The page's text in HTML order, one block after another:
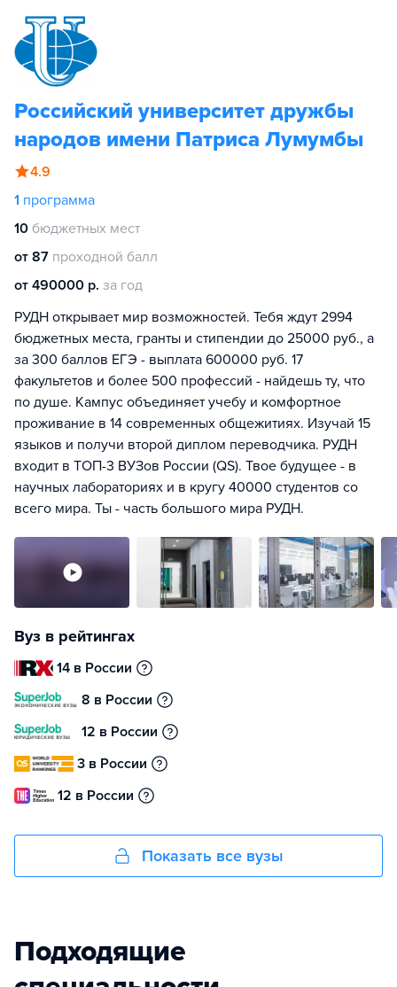
Российский университет дружбы
народов имени Патриса Лумумбы
4.9
1 программа
10 бюджетных мест
от 87 проходной балл
от 490000 р. за год
РУДН открывает мир возможностей. Тебя ждут 2994
бюджетных места, гранты и стипендии до 25000 руб., а
за 300 баллов ЕГЭ - выплата 600000 руб. 17
факультетов и более 500 профессий - найдешь ту, что
по душе. Кампус объединяет учебу и комфортное
проживание в 14 современных общежитиях. Изучай 15
языков и получи второй диплом переводчика. РУДН
входит в ТОП-3 ВУЗов России (QS). Твое будущее - в
научных лабораториях и в кругу 40000 студентов со
всего мира. Ты - часть большого мира РУДН.
Вуз в рейтингах
14 в России
8 в России
12 в России
3 в России
12 в России
Показать все вузы
Подходящие